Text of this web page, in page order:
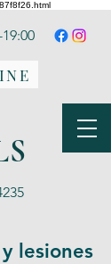
lesiones